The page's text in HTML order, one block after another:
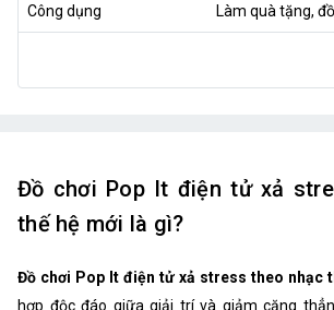
Công dụng Làm quà tặng,
Đồ chơi Pop It điện tử xả
thế hệ mới là gì?
Đồ chơi Pop It điện tử xả stress theo nhạc
hợp độc đáo giữa giải trí và giảm căng